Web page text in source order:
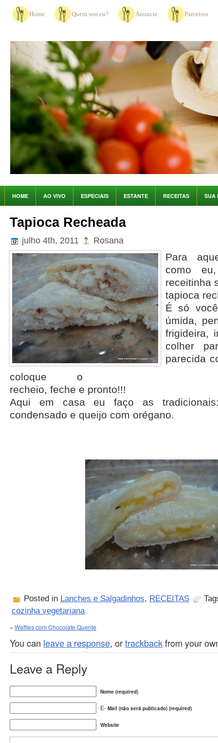
Home Quem sou eu? Anuncie Parceiros
HOME AO VIVO ESPECIAIS ESTANTE RECEITAS SUA
Tapioca Recheada
julho 4th, 2011 Rosana
Para
como
receitinha
tapioca
É só
úmida,
frigideira,
colher
parecida
coloque o
recheio, feche e pronto!!!
Aqui em casa eu faço as
condensado e queijo com orégano.
Posted in Lanches e Salgadinhos, RECEITAS
cozinha vegetariana
« Waffles com Chocolate Quente
You can leave a response, ortrackbackfrom your
Leave a Reply
Nome (required)
E- Mail (não será publicado) (required)
Website